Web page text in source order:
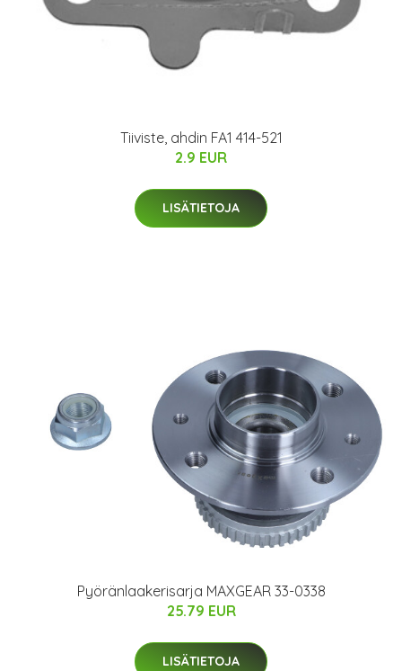
Tiiviste, ahdin FA1 414-521
2.9 EUR
LISÄTIETOJA
Pyöränlaakerisarja MAXGEAR 33-0338
25.79 EUR
LISÄTIETOJA